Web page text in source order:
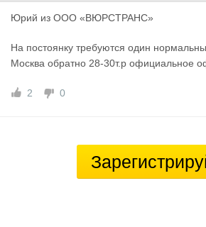
Юрий из ООО «ВЮРСТРАНС»
На постоянку требуются один
Москва обратно 28-30т.р официальное
2 0